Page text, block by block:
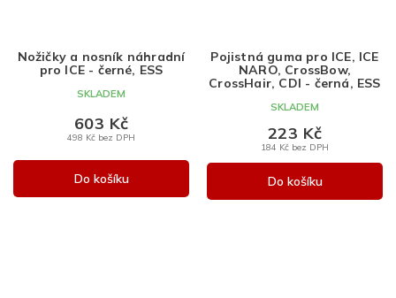
Nožičky a nosník náhradní
pro ICE - černé, ESS
SKLADEM
498 Kč bez DPH
603 Kč
Do košíku
Pojistná guma pro ICE, ICE
NARO, CrossBow,
CrossHair, CDI - černá, ESS
SKLADEM
184 Kč bez DPH
223 Kč
Do košíku